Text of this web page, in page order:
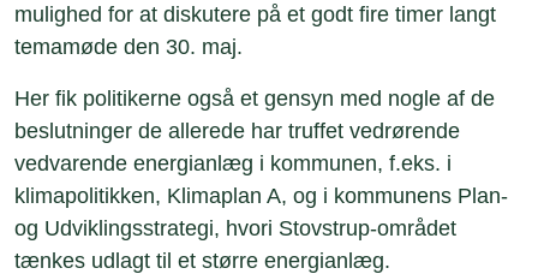
mulighed for at diskutere på et godt fire timer langt
temamøde den 30. maj.
Her fik politikerne også et gensyn med nogle af de
beslutninger de allerede har truffet vedrørende
vedvarende energianlæg i kommunen, f.eks. i
klimapolitikken, Klimaplan A, og i kommunens Plan-
og Udviklingsstrategi, hvori Stovstrup-området
tænkes udlagt til et større energianlæg.